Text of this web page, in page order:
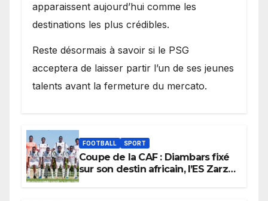
apparaissent aujourd’hui comme les
destinations les plus crédibles.
Reste désormais à savoir si le PSG
acceptera de laisser partir l’un de ses jeunes
talents avant la fermeture du mercato.
FOOTBALL SPORT
Coupe de la CAF : Diambars fixé
sur son destin africain, l’ES Zarzis